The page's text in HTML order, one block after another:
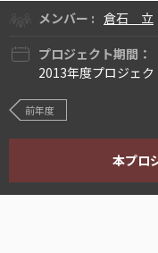
メンバー : 倉石 立
プロジェクト期間：
2013年度プロジェ
前年度
本プロ